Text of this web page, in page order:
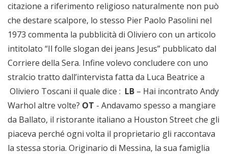
citazione a riferimento religioso naturalmente non può
che destare scalpore, lo stesso Pier Paolo Pasolini nel
1973 commenta la pubblicità di Oliviero con un articolo
intitolato “Il folle slogan dei jeans Jesus” pubblicato dal
Corriere della Sera. Infine volevo concludere con uno
stralcio tratto dall’intervista fatta da Luca Beatrice a
Oliviero Toscani il quale dice : LB – Hai incontrato Andy
Warhol altre volte? OT - Andavamo spesso a mangiare
da Ballato, il ristorante italiano a Houston Street che gli
piaceva perché ogni volta il proprietario gli raccontava
la stessa storia. Originario di Messina, la sua famiglia